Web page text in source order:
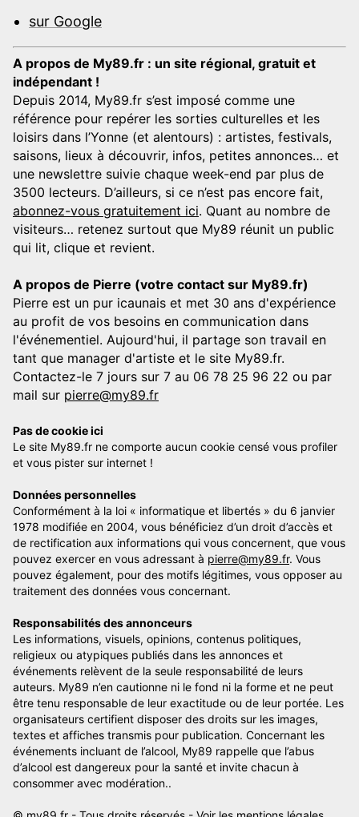
sur Google
A propos de My89.fr : un site régional, gratuit et
indépendant !
Depuis 2014, My89.fr s’est imposé comme une
référence pour repérer les sorties culturelles et les
loisirs dans l’Yonne (et alentours) : artistes, festivals,
saisons, lieux à découvrir, infos, petites annonces… et
une newslettre suivie chaque week-end par plus de
3500 lecteurs. D’ailleurs, si ce n’est pas encore fait,
abonnez-vous gratuitement ici. Quant au nombre de
visiteurs… retenez surtout que My89 réunit un public
qui lit, clique et revient.
A propos de Pierre (votre contact sur My89.fr)
Pierre est un pur icaunais et met 30 ans d'expérience
au profit de vos besoins en communication dans
l'événementiel. Aujourd'hui, il partage son travail en
tant que manager d'artiste et le site My89.fr.
Contactez-le 7 jours sur 7 au 06 78 25 96 22 ou par
mail sur pierre@my89.fr
Pas de cookie ici
Le site My89.fr ne comporte aucun cookie censé vous profiler
et vous pister sur internet !
Données personnelles
Conformément à la loi « informatique et libertés » du 6 janvier
1978 modifiée en 2004, vous bénéficiez d’un droit d’accès et
de rectification aux informations qui vous concernent, que vous
pouvez exercer en vous adressant à pierre@my89.fr. Vous
pouvez également, pour des motifs légitimes, vous opposer au
traitement des données vous concernant.
Responsabilités des annonceurs
Les informations, visuels, opinions, contenus politiques,
religieux ou atypiques publiés dans les annonces et
événements relèvent de la seule responsabilité de leurs
auteurs. My89 n’en cautionne ni le fond ni la forme et ne peut
être tenu responsable de leur exactitude ou de leur portée. Les
organisateurs certifient disposer des droits sur les images,
textes et affiches transmis pour publication. Concernant les
événements incluant de l’alcool, My89 rappelle que l’abus
d’alcool est dangereux pour la santé et invite chacun à
consommer avec modération..